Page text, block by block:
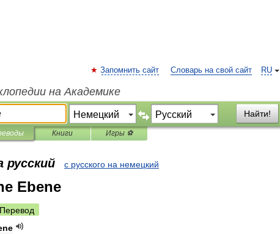
RU
Запомнить сайт Словарь на свой сайт
на Академике
Найти!
Книги Игры ⚽
русский с русского на немецкий
Ebene
Перевод